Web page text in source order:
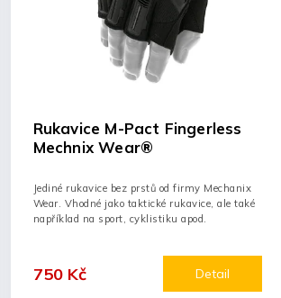
Rukavice M-Pact Fingerless
Mechnix Wear®
750 Kč Detail
Jediné rukavice bez prstů od firmy Mechanix
Wear. Vhodné jako taktické rukavice, ale také
například na sport, cyklistiku apod.